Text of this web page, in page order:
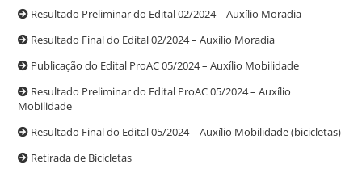
Resultado Preliminar do Edital 02/2024 – Auxílio Moradia
Resultado Final do Edital 02/2024 – Auxílio Moradia
Publicação do Edital ProAC 05/2024 – Auxílio Mobilidade
Resultado Preliminar do Edital ProAC 05/2024 – Auxílio
Mobilidade
Resultado Final do Edital 05/2024 – Auxílio Mobilidade (bicicletas)
Retirada de Bicicletas